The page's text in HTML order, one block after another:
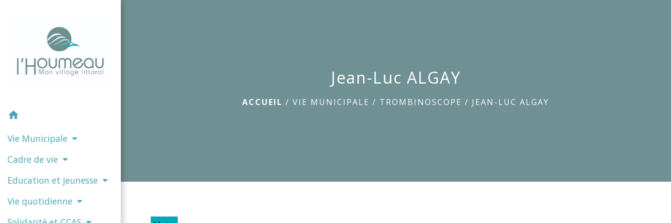
home
Vie Municipale
Cadre de vie
Education et jeunesse
Vie quotidienne
Jean-Luc ALGAY
ACCUEIL /VIE MUNICIPALE / TROMBINOSCOPE / JEAN-LUC ALGAY